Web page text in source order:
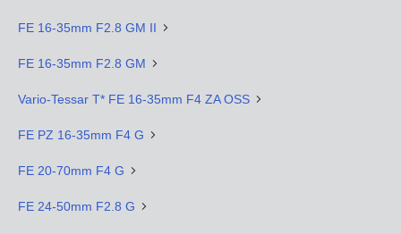
FE 16-35mm F2.8 GM II
FE 16-35mm F2.8 GM
Vario-Tessar T* FE 16-35mm F4 ZA OSS
FE PZ 16-35mm F4 G
FE 20-70mm F4 G
FE 24-50mm F2.8 G